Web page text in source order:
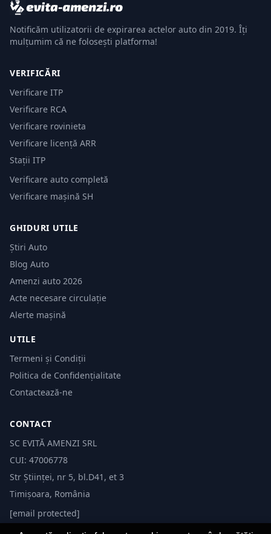
Notificăm utilizatorii de expirarea actelor auto din 2019. Îți
mulțumim că ne folosești platforma!
VERIFICĂRI
Verificare ITP
Verificare RCA
Verificare rovinieta
Verificare licență ARR
Stații ITP
Verificare auto completă
Verificare mașină SH
GHIDURI UTILE
Știri Auto
Blog Auto
Amenzi auto 2026
Acte necesare circulație
Alerte mașină
UTILE
Termeni și Condiții
Politica de Confidențialitate
Contactează-ne
CONTACT
SC EVITĂ AMENZI SRL
CUI: 47006778
Str Științei, nr 5, bl.D41, et 3
Timișoara, România
[email protected]